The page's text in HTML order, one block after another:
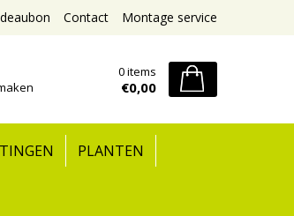
Montage service
Contact
0 items
€0,00
PLANTEN